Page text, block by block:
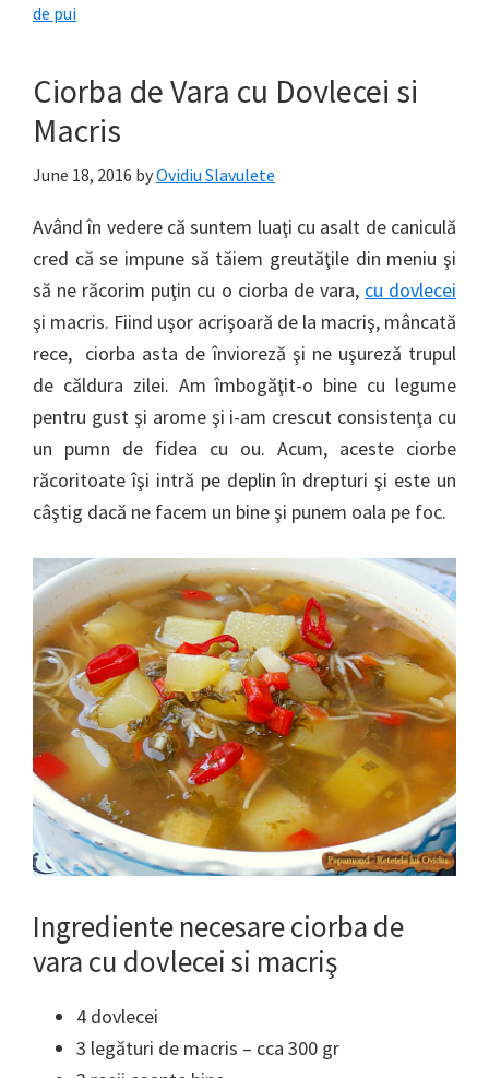
de pui
Ciorba de Vara cu Dovlecei si
Macris
June 18, 2016 byOvidiu Slavulete
Având în vedere că suntem luaţi cu asalt de caniculă
cred că se impune să tăiem greutăţile din meniu şi
să ne răcorim puţin cu o ciorba de vara, cu dovlecei
şi macris. Fiind uşor acrişoară de la macriş, mâncată
rece, ciorba asta de învioreză şi ne uşureză trupul
de căldura zilei. Am îmbogăţit-o bine cu legume
pentru gust şi arome şi i-am crescut consistenţa cu
un pumn de fidea cu ou. Acum, aceste ciorbe
răcoritoate îşi intră pe deplin în drepturi şi este un
câştig dacă ne facem un bine şi punem oala pe foc.
Ingrediente necesare ciorba de
vara cu dovlecei si macriş
4 dovlecei
3 legături de macris – cca 300 gr